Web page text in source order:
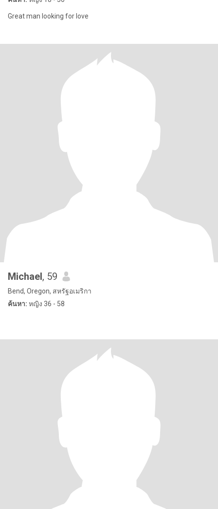
Great man looking for love
Michael, 59
Bend, Oregon, สหรัฐอเมริกา
ค้นหา: หญิง 36 - 58